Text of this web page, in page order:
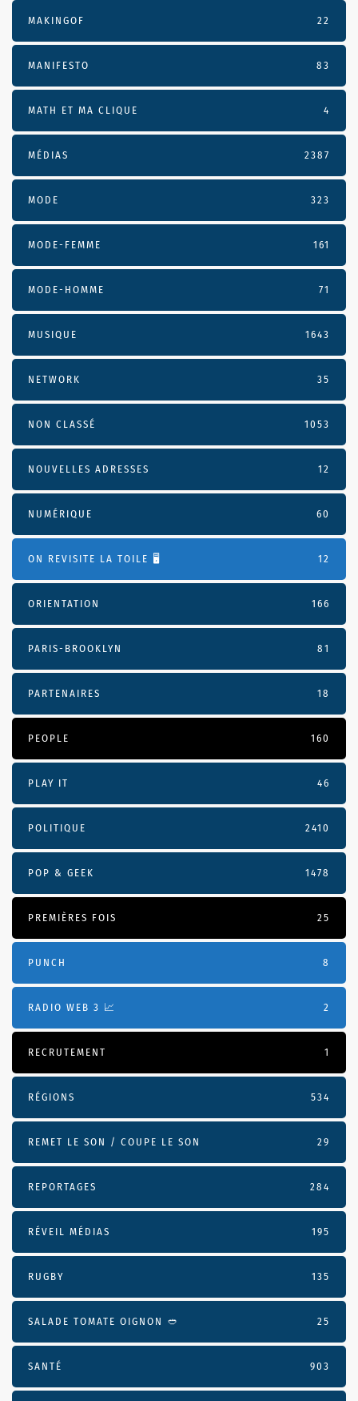
MAKINGOF 22
MANIFESTO 83
MATH ET MA CLIQUE 4
MÉDIAS 2387
MODE 323
MODE-FEMME 161
MODE-HOMME 71
MUSIQUE 1643
NETWORK 35
NON CLASSÉ 1053
NOUVELLES ADRESSES 12
NUMÉRIQUE 60
ON REVISITE LA TOILE 🖥️ 12
ORIENTATION 166
PARIS-BROOKLYN 81
PARTENAIRES 18
PEOPLE 160
PLAY IT 46
POLITIQUE 2410
POP & GEEK 1478
PREMIÈRES FOIS 25
PUNCH 8
RADIO WEB 3 📈 2
RECRUTEMENT 1
RÉGIONS 534
REMET LE SON / COUPE LE SON 29
REPORTAGES 284
RÉVEIL MÉDIAS 195
RUGBY 135
SALADE TOMATE OIGNON 🥙 25
SANTÉ 903